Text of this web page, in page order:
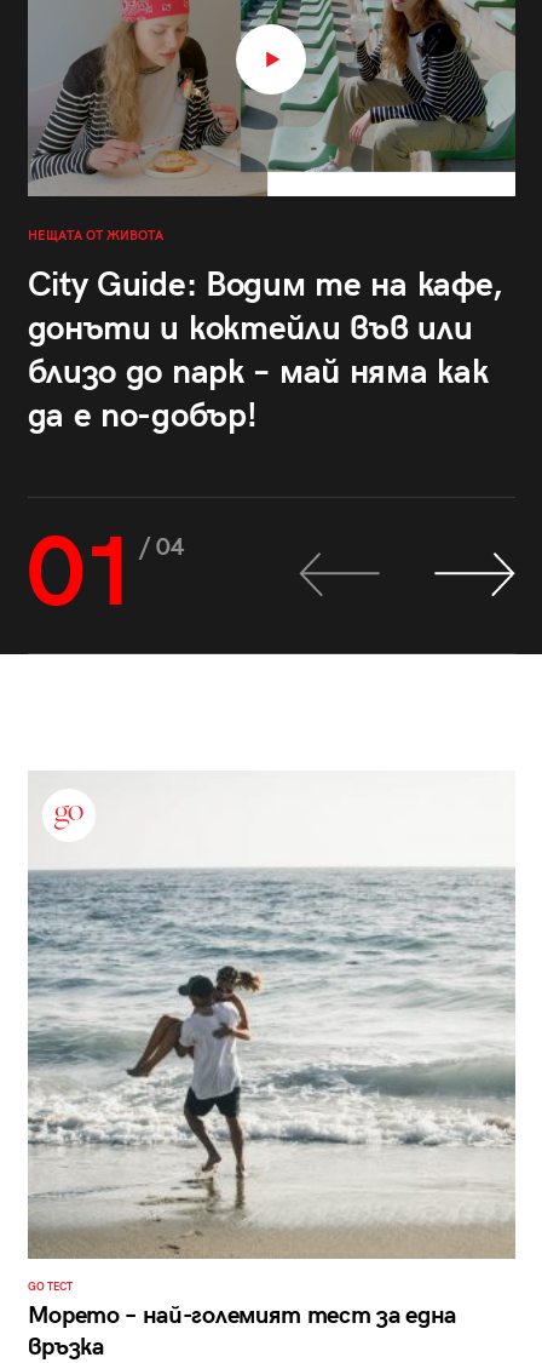
НЕЩАТА ОТ ЖИВОТА
City Guide: Водим те на кафе,
донъти и коктейли във или
близо до парк – май няма как
да е по-добър!
01 / 04
GO ТЕСТ
Морето – най-големият тест за една
връзка